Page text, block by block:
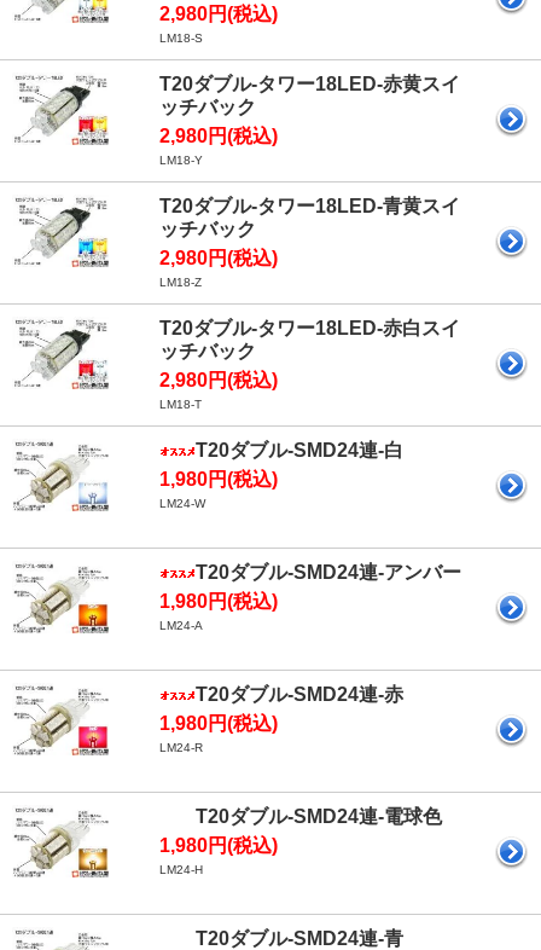
2,980円(税込)
LM18-S
T20ダブル-タワー18LED-赤黄スイ
ッチバック
2,980円(税込)
LM18-Y
T20ダブル-タワー18LED-青黄スイ
ッチバック
2,980円(税込)
LM18-Z
T20ダブル-タワー18LED-赤白スイ
ッチバック
2,980円(税込)
LM18-T
T20ダブル-SMD24連-白
1,980円(税込)
LM24-W
T20ダブル-SMD24連-アンバー
1,980円(税込)
LM24-A
T20ダブル-SMD24連-赤
1,980円(税込)
LM24-R
T20ダブル-SMD24連-電球色
1,980円(税込)
LM24-H
T20ダブル-SMD24連-青